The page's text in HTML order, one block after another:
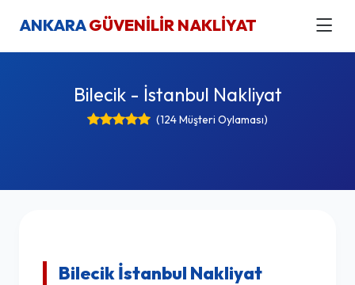
ANKARAGÜVENİLİR NAKLİYAT
Bilecik - İstanbul Nakliyat
(124 Müşteri Oylaması)
Bilecik İstanbul Nakliyat